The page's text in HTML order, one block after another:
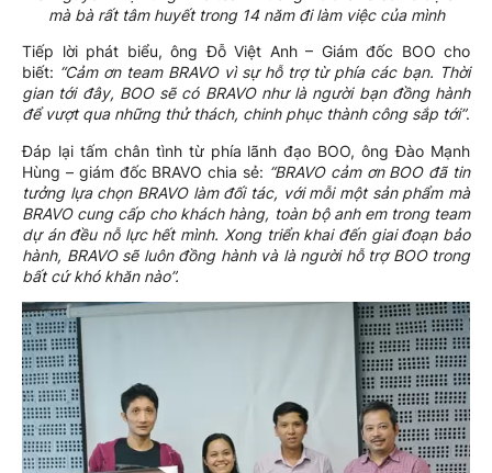
mà bà rất tâm huyết trong 14 năm đi làm việc của mình
Tiếp lời phát biểu, ông Đỗ Việt Anh – Giám đốc BOO cho
biết: “Cảm ơn team BRAVO vì sự hỗ trợ từ phía các bạn. Thời
gian tới đây, BOO sẽ có BRAVO như là người bạn đồng hành
để vượt qua những thử thách, chinh phục thành công sắp tới”.
Đáp lại tấm chân tình từ phía lãnh đạo BOO, ông Đào Mạnh
Hùng – giám đốc BRAVO chia sẻ: “BRAVO cảm ơn BOO đã tin
tưởng lựa chọn BRAVO làm đối tác, với mỗi một sản phẩm mà
BRAVO cung cấp cho khách hàng, toàn bộ anh em trong team
dự án đều nỗ lực hết mình. Xong triển khai đến giai đoạn bảo
hành, BRAVO sẽ luôn đồng hành và là người hỗ trợ BOO trong
bất cứ khó khăn nào”.